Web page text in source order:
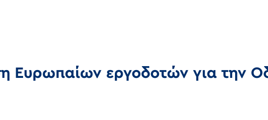
Ευρωπαίων εργοδοτών για την